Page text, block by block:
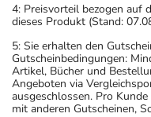
4: Preisvorteil bezogen auf
dieses Produkt (Stand:
5: Sie erhalten den
Gutscheinbedingungen:
Artikel, Bücher und
Angeboten via
ausgeschlossen. Pro
mit anderen Gutscheinen,